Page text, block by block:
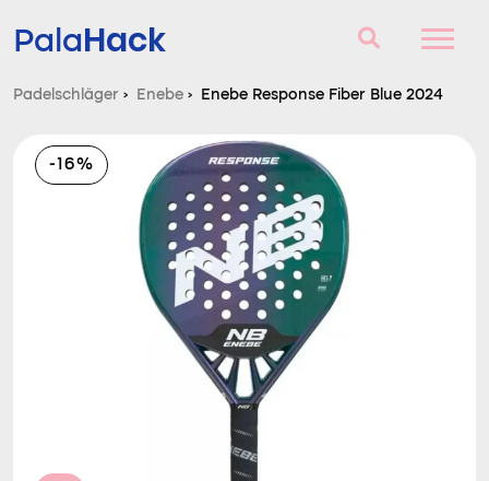
PalaHack
Padelschläger
Fragen und Antworten
Vergleich
Padelschläger › Enebe › Enebe Response Fiber Blue 2024
-16%